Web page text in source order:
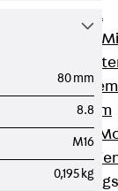
Deckenbügel
Zentral- und
W-Profil-
U-Stiel-System
I-Stiel-System
PUK-STRUT-
C-Profil-
KTS-
80 mm
8.8
M16
0,195 kg